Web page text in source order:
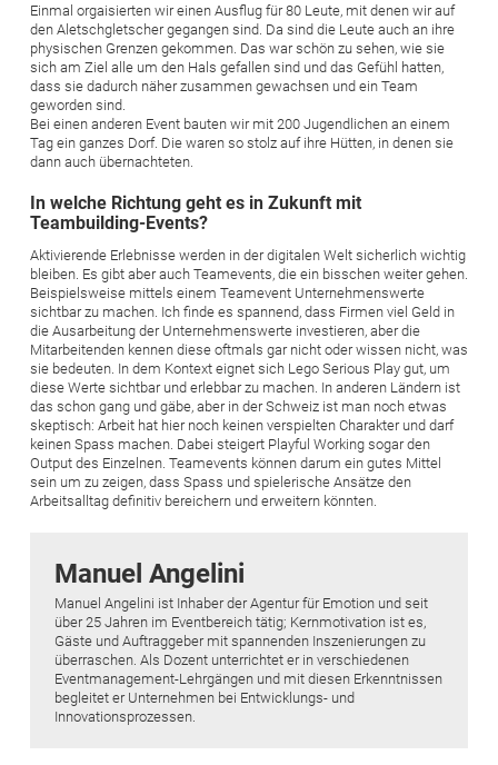
Einmal orgaisierten wir einen Ausflug für 80 Leute, mit denen wir auf
den Aletschgletscher gegangen sind. Da sind die Leute auch an ihre
physischen Grenzen gekommen. Das war schön zu sehen, wie sie
sich am Ziel alle um den Hals gefallen sind und das Gefühl hatten,
dass sie dadurch näher zusammen gewachsen und ein Team
geworden sind.
Bei einen anderen Event bauten wir mit 200 Jugendlichen an einem
Tag ein ganzes Dorf. Die waren so stolz auf ihre Hütten, in denen sie
dann auch übernachteten.
In welche Richtung geht es in Zukunft mit
Teambuilding-Events?
Aktivierende Erlebnisse werden in der digitalen Welt sicherlich wichtig
bleiben. Es gibt aber auch Teamevents, die ein bisschen weiter gehen.
Beispielsweise mittels einem Teamevent Unternehmenswerte
sichtbar zu machen. Ich finde es spannend, dass Firmen viel Geld in
die Ausarbeitung der Unternehmenswerte investieren, aber die
Mitarbeitenden kennen diese oftmals gar nicht oder wissen nicht, was
sie bedeuten. In dem Kontext eignet sich Lego Serious Play gut, um
diese Werte sichtbar und erlebbar zu machen. In anderen Ländern ist
das schon gang und gäbe, aber in der Schweiz ist man noch etwas
skeptisch: Arbeit hat hier noch keinen verspielten Charakter und darf
keinen Spass machen. Dabei steigert Playful Working sogar den
Output des Einzelnen. Teamevents können darum ein gutes Mittel
sein um zu zeigen, dass Spass und spielerische Ansätze den
Arbeitsalltag definitiv bereichern und erweitern könnten.
Manuel Angelini
Manuel Angelini ist Inhaber der Agentur für Emotion und seit
über 25 Jahren im Eventbereich tätig; Kernmotivation ist es,
Gäste und Auftraggeber mit spannenden Inszenierungen zu
überraschen. Als Dozent unterrichtet er in verschiedenen
Eventmanagement-Lehrgängen und mit diesen Erkenntnissen
begleitet er Unternehmen bei Entwicklungs- und
Innovationsprozessen.